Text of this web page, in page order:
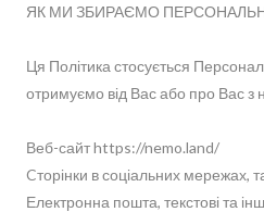
ЯК МИ ЗБИРАЄМО
Ця Політика стосується
отримуємо від Вас або про Вас з
Веб-сайт https://nemo.land/
Cторінки в соціальних мережах,
Електронна пошта, текстові та